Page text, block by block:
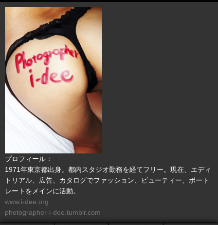
プロフィール：
1971年東京都出身。都内スタジオ勤務を経てフリー。現在、エディ
トリアル、広告、カタログでファッション、ビューティー、ポート
レートをメインに活動。
www.i-dee.org
photographer-i-dee.tumblr.com